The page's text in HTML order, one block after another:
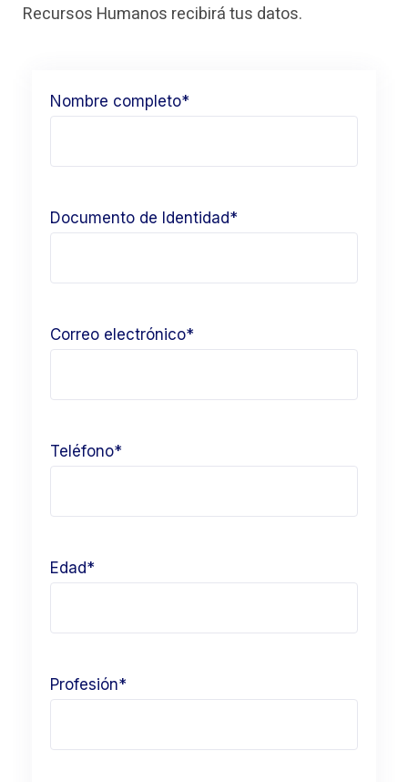
Recursos Humanos recibirá tus datos.
Nombre completo*
Documento de Identidad*
Correo electrónico*
Teléfono*
Edad*
Profesión*